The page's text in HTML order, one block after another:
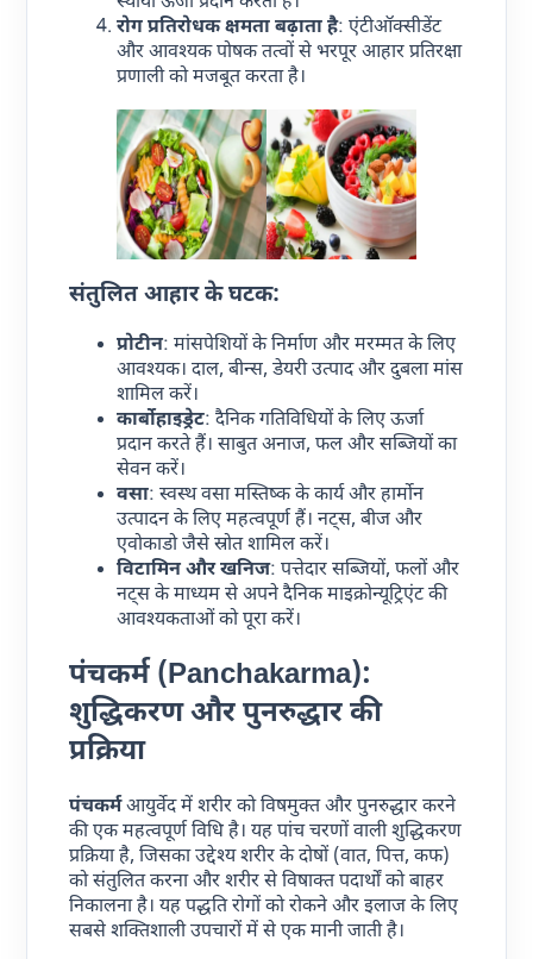
रोग प्रतिरोधक क्षमता बढ़ाता है: एंटीऑक्सीडेंट
और आवश्यक पोषक तत्वों से भरपूर आहार प्रतिरक्षा
प्रणाली को मजबूत करता है।
संतुलित आहार के घटक:
प्रोटीन: मांसपेशियों के निर्माण और मरम्मत के लिए
आवश्यक। दाल, बीन्स, डेयरी उत्पाद और दुबला मांस
शामिल करें।
कार्बोहाइड्रेट: दैनिक गतिविधियों के लिए ऊर्जा
प्रदान करते हैं। साबुत अनाज, फल और सब्जियों का
सेवन करें।
वसा: स्वस्थ वसा मस्तिष्क के कार्य और हार्मोन
उत्पादन के लिए महत्वपूर्ण हैं। नट्स, बीज और
एवोकाडो जैसे स्रोत शामिल करें।
विटामिन और खनिज: पत्तेदार सब्जियों, फलों और
नट्स के माध्यम से अपने दैनिक माइक्रोन्यूट्रिएंट की
आवश्यकताओं को पूरा करें।
पंचकर्म (Panchakarma):
शुद्धिकरण और पुनरुद्धार की
प्रक्रिया
पंचकर्मआयुर्वेद में शरीर को विषमुक्त और पुनरुद्धार करने
की एक महत्वपूर्ण विधि है। यह पांच चरणों वाली शुद्धिकरण
प्रक्रिया है, जिसका उद्देश्य शरीर के दोषों (वात, पित्त, कफ)
को संतुलित करना और शरीर से विषाक्त पदार्थों को बाहर
निकालना है। यह पद्धति रोगों को रोकने और इलाज के लिए
सबसे शक्तिशाली उपचारों में से एक मानी जाती है।